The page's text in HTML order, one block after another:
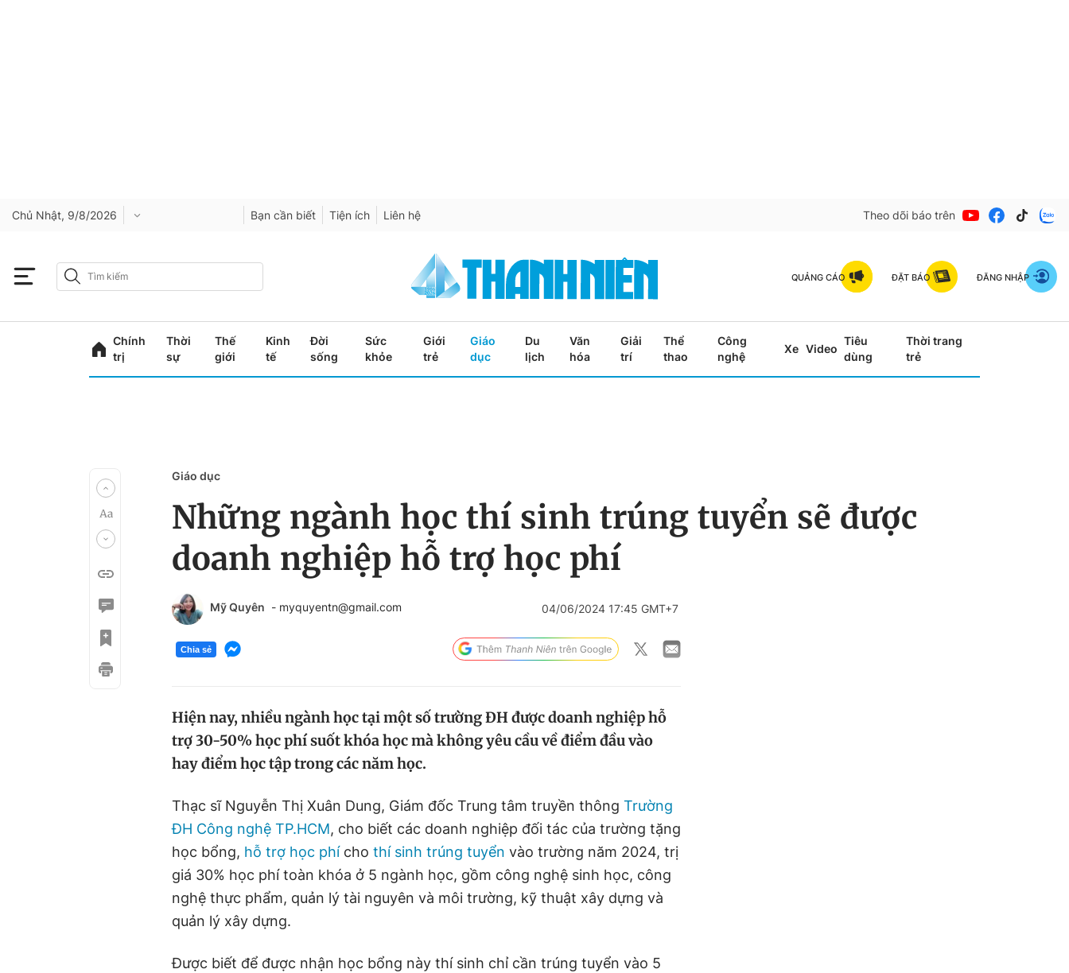
Chủ Nhật, 9/8/2026 Bạn cần biết Tiện ích Liên hệ Theo dõi báo trên
QUẢNG CÁO ĐẶT BÁO ĐĂNG NHẬP
Chính
trị
Thời
sự
Thế
giới
Kinh
tế
Đời
sống
Sức
khỏe
Giới
trẻ
Giáo
dục
Du
lịch
Văn
hóa
Giải
trí
Thể
thao
Công
nghệ
Xe Video
Tiêu
dùng
Thời trang
trẻ
Giáo dục
Những ngành học thí sinh trúng tuyển sẽ được
doanh nghiệp hỗ trợ học phí
Mỹ Quyên - myquyentn@gmail.com 04/06/2024 17:45 GMT+7
Chia sẻ
Hiện nay, nhiều ngành học tại một số trường ĐH được doanh nghiệp hỗ
trợ 30-50% học phí suốt khóa học mà không yêu cầu về điểm đầu vào
hay điểm học tập trong các năm học.
Thạc sĩ Nguyễn Thị Xuân Dung, Giám đốc Trung tâm truyền thông Trường
ĐH Công nghệ TP.HCM, cho biết các doanh nghiệp đối tác của trường tặng
học bổng, hỗ trợ học phícho thí sinh trúng tuyển vào trường năm 2024, trị
giá 30% học phí toàn khóa ở 5 ngành học, gồm công nghệ sinh học, công
nghệ thực phẩm, quản lý tài nguyên và môi trường, kỹ thuật xây dựng và
quản lý xây dựng.
Được biết để được nhận học bổng này thí sinh chỉ cần trúng tuyển vào 5